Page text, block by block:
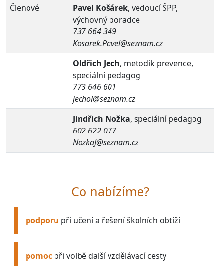
Členové
Pavel Košárek, vedoucí ŠPP,
výchovný poradce
737 664 349
Kosarek.Pavel@seznam.cz
Oldřich Jech, metodik prevence,
speciální pedagog
773 646 601
jechol@seznam.cz
Jindřich Nožka, speciální pedagog
602 622 077
NozkaJ@seznam.cz
Co nabízíme?
podporu při učení a řešení školních obtíží
pomoc při volbě další vzdělávací cesty